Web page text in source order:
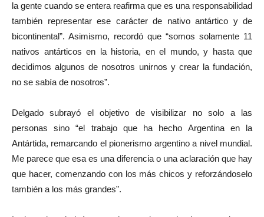
la gente cuando se entera reafirma que es una responsabilidad
también representar ese carácter de nativo antártico y de
bicontinental”. Asimismo, recordó que “somos solamente 11
nativos antárticos en la historia, en el mundo, y hasta que
decidimos algunos de nosotros unirnos y crear la fundación,
no se sabía de nosotros”.
Delgado subrayó el objetivo de visibilizar no solo a las
personas sino “el trabajo que ha hecho Argentina en la
Antártida, remarcando el pionerismo argentino a nivel mundial.
Me parece que esa es una diferencia o una aclaración que hay
que hacer, comenzando con los más chicos y reforzándoselo
también a los más grandes”.